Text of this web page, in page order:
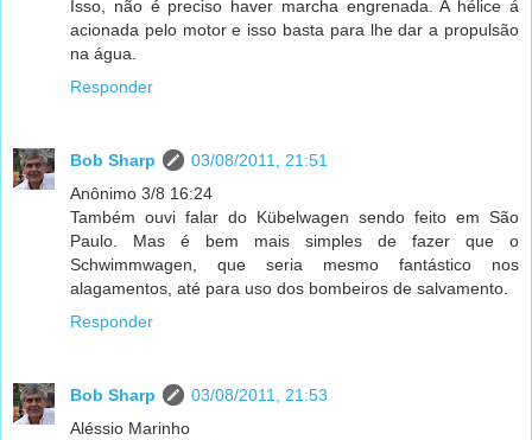
Isso, não é preciso haver marcha engrenada. A hélice á
acionada pelo motor e isso basta para lhe dar a propulsão
na água.
Responder
Bob Sharp
03/08/2011, 21:51
Anônimo 3/8 16:24
Também ouvi falar do Kübelwagen sendo feito em São
Paulo. Mas é bem mais simples de fazer que o
Schwimmwagen, que seria mesmo fantástico nos
alagamentos, até para uso dos bombeiros de salvamento.
Responder
Bob Sharp
03/08/2011, 21:53
Aléssio Marinho